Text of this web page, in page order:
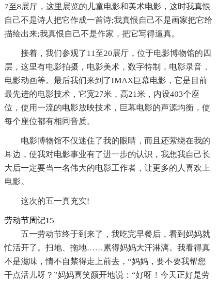
7至8展厅，这里展览的儿童电影和美术电影，这时我真恨
自己不是诗人把它作成一首诗;我真恨自己不是画家把它给
描绘出来;我真恨自己不是作家，把它写得逼真。
接着，我们参观了11至20展厅，位于电影博物馆的四
层，这里有电影拍摄，电影美术，数字特制，电影录音，
电影动画等。最后我们来到了IMAX巨幕电影，它是目前
最先进的电影技术，它宽27米，高21米，内设403个座
位，使用一流的电影放映技术，巨幕电影的声源均衡，使
每个座位都有相同音质。
电影博物馆不仅迷住了我的眼睛，而且还萦绕在我的
耳边，使我对电影事业有了进一步的认识，我想我自己长
大后一定要当一名伟大的电影工作者，让更多的人喜欢上
电影。
这次的五一真充实!
劳动节周记15
五一劳动节终于到来了，我吃完早餐后，看到妈妈就
忙活开了。扫地、拖地……累得妈妈大汗淋漓。我看得真
不是滋味，情不自禁得走上前去，“妈妈，要不要我帮您
干点活儿呀？”妈妈喜笑颜开地说：“好呀！今天正好是劳